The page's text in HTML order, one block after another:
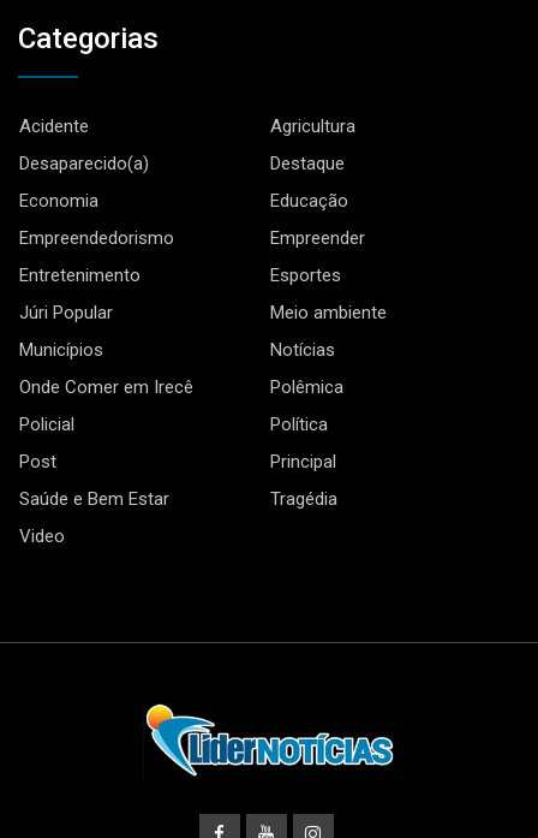
Categorias
Acidente
Agricultura
Desaparecido(a)
Destaque
Economia
Educação
Empreendedorismo
Empreender
Entretenimento
Esportes
Júri Popular
Meio ambiente
Municípios
Notícias
Onde Comer em Irecê
Polêmica
Policial
Política
Post
Principal
Saúde e Bem Estar
Tragédia
Video